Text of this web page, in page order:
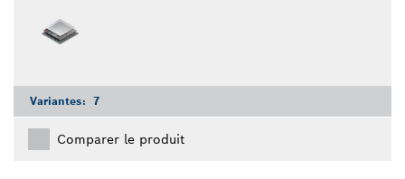
Variantes: 7
Comparer le produit